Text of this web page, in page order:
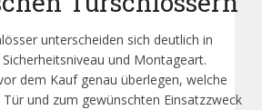
unterscheiden sich deutlich in
und Montageart.
dem Kauf genau überlegen, welche
und zum gewünschten Einsatzzweck